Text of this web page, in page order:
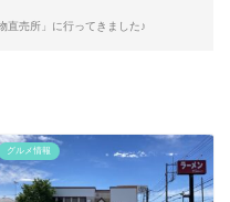
直売所」に行ってきました♪
グルメ情報